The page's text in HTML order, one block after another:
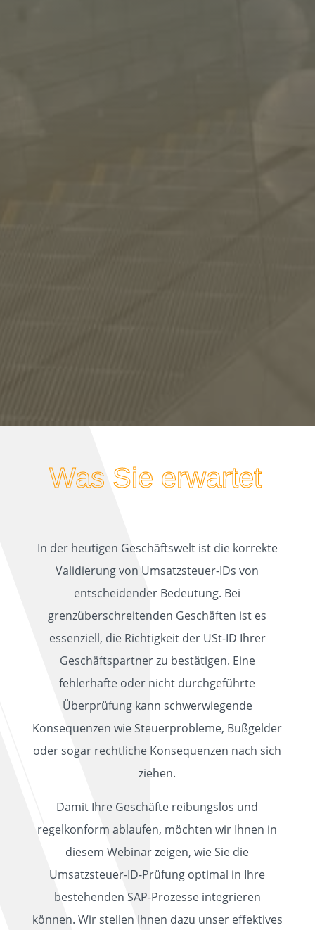
Was Sie erwartet
In der heutigen Geschäftswelt ist die korrekte
Validierung von Umsatzsteuer-IDs von
entscheidender Bedeutung. Bei
grenzüberschreitenden Geschäften ist es
essenziell, die Richtigkeit der USt-ID Ihrer
Geschäftspartner zu bestätigen. Eine
fehlerhafte oder nicht durchgeführte
Überprüfung kann schwerwiegende
Konsequenzen wie Steuerprobleme, Bußgelder
oder sogar rechtliche Konsequenzen nach sich
ziehen.
Damit Ihre Geschäfte reibungslos und
regelkonform ablaufen, möchten wir Ihnen in
diesem Webinar zeigen, wie Sie die
Umsatzsteuer-ID-Prüfung optimal in Ihre
bestehenden SAP-Prozesse integrieren
können. Wir stellen Ihnen dazu unser effektives